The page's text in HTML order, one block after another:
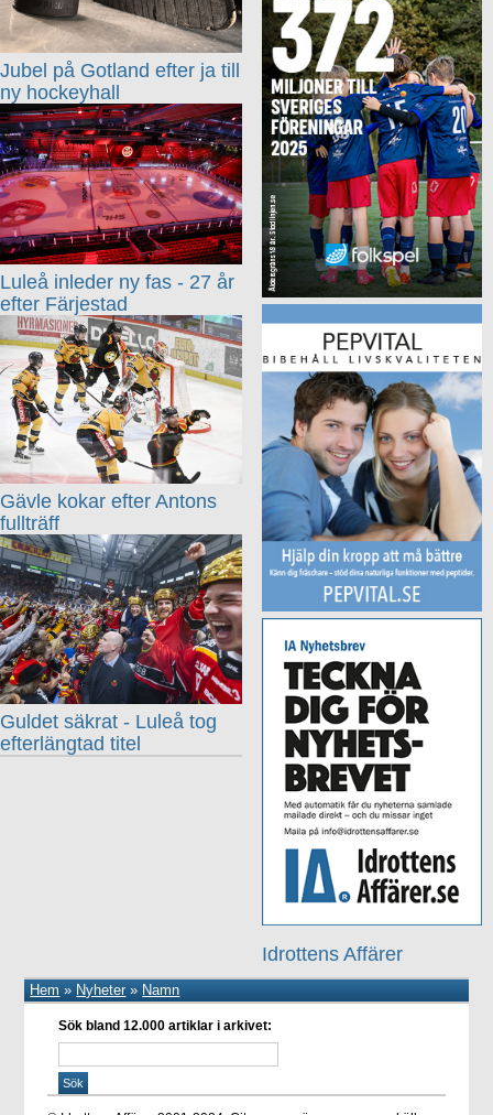
Idrottens Affärer
Jubel på Gotland efter ja till
ny hockeyhall
Luleå inleder ny fas - 27 år
efter Färjestad
Gävle kokar efter Antons
fullträff
Guldet säkrat - Luleå tog
efterlängtad titel
Hem » Nyheter» Namn
Sök bland 12.000 artiklar i arkivet: